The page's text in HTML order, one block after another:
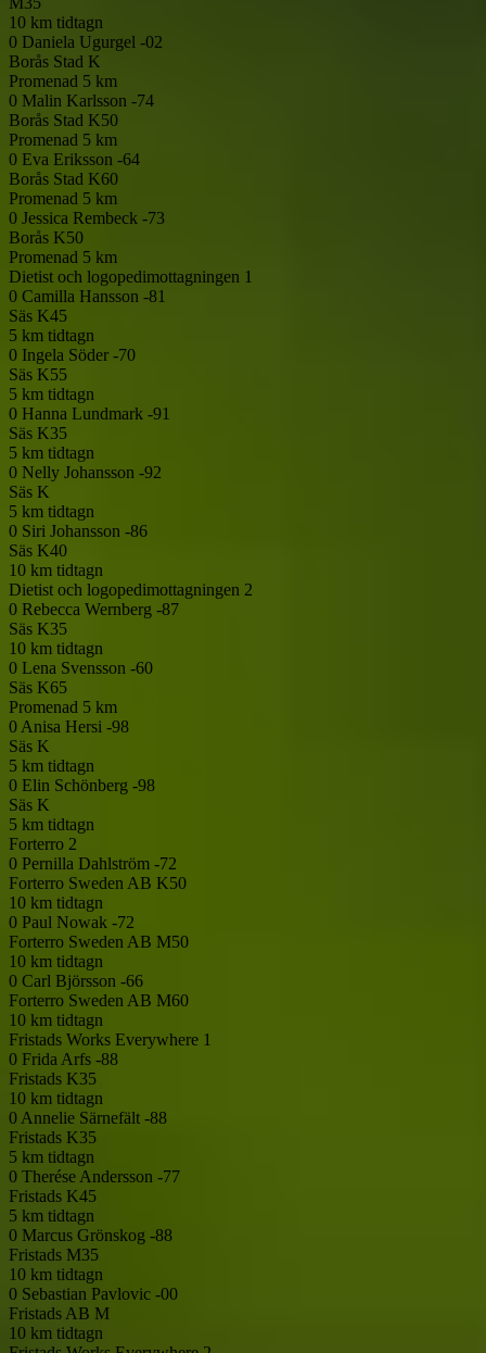
10 km tidtagn
0 Daniela Ugurgel -02
Borås Stad K
Promenad 5 km
0 Malin Karlsson -74
Borås Stad K50
Promenad 5 km
0 Eva Eriksson -64
Borås Stad K60
Promenad 5 km
0 Jessica Rembeck -73
Borås K50
Promenad 5 km
Dietist och logopedimottagningen 1
0 Camilla Hansson -81
Säs K45
5 km tidtagn
0 Ingela Söder -70
Säs K55
5 km tidtagn
0 Hanna Lundmark -91
Säs K35
5 km tidtagn
0 Nelly Johansson -92
Säs K
5 km tidtagn
0 Siri Johansson -86
Säs K40
10 km tidtagn
Dietist och logopedimottagningen 2
0 Rebecca Wernberg -87
Säs K35
10 km tidtagn
0 Lena Svensson -60
Säs K65
Promenad 5 km
0 Anisa Hersi -98
Säs K
5 km tidtagn
0 Elin Schönberg -98
Säs K
5 km tidtagn
Forterro 2
0 Pernilla Dahlström -72
Forterro Sweden AB K50
10 km tidtagn
0 Paul Nowak -72
Forterro Sweden AB M50
10 km tidtagn
0 Carl Björsson -66
Forterro Sweden AB M60
10 km tidtagn
Fristads Works Everywhere 1
0 Frida Arfs -88
Fristads K35
10 km tidtagn
0 Annelie Särnefält -88
Fristads K35
5 km tidtagn
0 Therése Andersson -77
Fristads K45
5 km tidtagn
0 Marcus Grönskog -88
Fristads M35
10 km tidtagn
0 Sebastian Pavlovic -00
Fristads AB M
10 km tidtagn